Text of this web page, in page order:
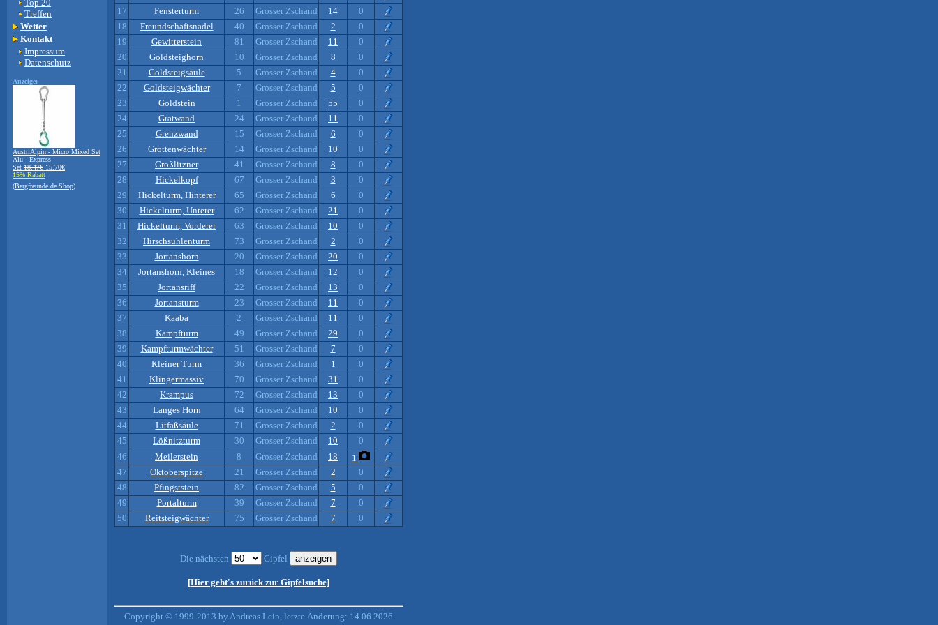
Top 20
Treffen
Wetter
Kontakt
Impressum
Datenschutz
Anzeige:
AustriAlpin - Micro Mixed Set
Alu - Express-
Set 18.47€ 15.70€
15% Rabatt
(Bergfreunde.de Shop)
17
Fensterturm 26 Grosser Zschand 14
0
18
Freundschaftsnadel 40 Grosser Zschand 2
0
19
Gewitterstein 81 Grosser Zschand 11
0
20
Goldsteighorn 10 Grosser Zschand 8
0
21
Goldsteigsäule 5 Grosser Zschand 4
0
22
Goldsteigwächter 7 Grosser Zschand 5
0
23
Goldstein 1 Grosser Zschand 55
0
24
Gratwand 24 Grosser Zschand 11
0
25
Grenzwand 15 Grosser Zschand 6
0
26
Grottenwächter 14 Grosser Zschand 10
0
27
Großlitzner 41 Grosser Zschand 8
0
28
Hickelkopf 67 Grosser Zschand 3
0
29
Hickelturm, Hinterer 65 Grosser Zschand 6
0
30
Hickelturm, Unterer 62 Grosser Zschand 21
0
31
Hickelturm, Vorderer 63 Grosser Zschand 10
0
32
Hirschsuhlenturm 73 Grosser Zschand 2
0
33
Jortanshorn 20 Grosser Zschand 20
0
34
Jortanshorn, Kleines 18 Grosser Zschand 12
0
35
Jortansriff 22 Grosser Zschand 13
0
36
Jortansturm 23 Grosser Zschand 11
0
37
Kaaba 2 Grosser Zschand 11
0
38
Kampfturm 49 Grosser Zschand 29
0
39
Kampfturmwächter 51 Grosser Zschand 7
0
40
Kleiner Turm 36 Grosser Zschand 1
0
41
Klingermassiv 70 Grosser Zschand 31
0
42
Krampus 72 Grosser Zschand 13
0
43
Langes Horn 64 Grosser Zschand 10
0
44
Litfaßsäule 71 Grosser Zschand 2
0
45
Lößnitzturm 30 Grosser Zschand 10
0
46
Meilerstein 8 Grosser Zschand 18
1
47
Oktoberspitze 21 Grosser Zschand 2
0
48
Pfingststein 82 Grosser Zschand 5
0
49
Portalturm 39 Grosser Zschand 7
0
50
Reitsteigwächter 75 Grosser Zschand 7 0
Die nächsten Gipfel
[Hier geht's zurück zur Gipfelsuche]
Copyright © 1999-2013 by Andreas Lein, letzte Änderung: 14.06.2026